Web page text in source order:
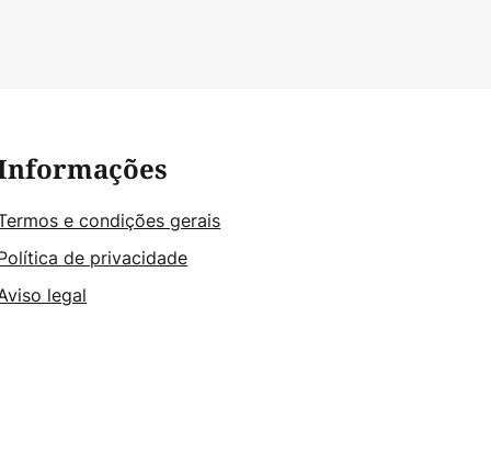
e condições gerais
de privacidade
legal